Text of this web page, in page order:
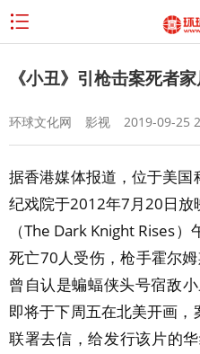
《小丑》引枪击案死者
环球文化网 影视 2019-09-25
据香港媒体报道，位于美
纪戏院于2012年7月20日放
（The Dark Knight Rises
死亡70人受伤，枪手霍尔
曾自认是蝙蝠侠头号宿敌
即将于下周五在北美开画
联署去信，给发行该片